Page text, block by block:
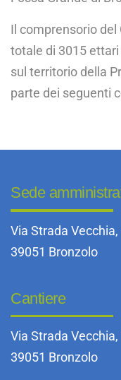
Il comprensorio
totale di 3015
sul territorio della
parte dei seguenti
Sede
Via Strada Vecchia,
39051 Bronzolo
Cantiere
Via Strada Vecchia,
39051 Bronzolo